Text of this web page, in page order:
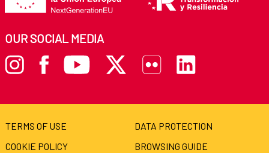
OUR SOCIAL MEDIA
TERMS OF USE
DATA PROTECTION
COOKIE POLICY
BROWSING GUIDE